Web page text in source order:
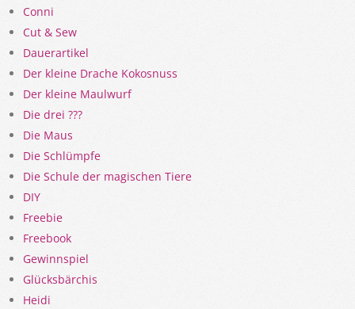
Conni
Cut & Sew
Dauerartikel
Der kleine Drache Kokosnuss
Der kleine Maulwurf
Die drei ???
Die Maus
Die Schlümpfe
Die Schule der magischen Tiere
DIY
Freebie
Freebook
Gewinnspiel
Glücksbärchis
Heidi